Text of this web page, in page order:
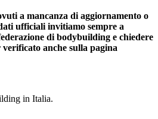
a mancanza di aggiornamento o
ufficiali invitiamo sempre a
di bodybuilding e chiedere
anche sulla pagina
in Italia.